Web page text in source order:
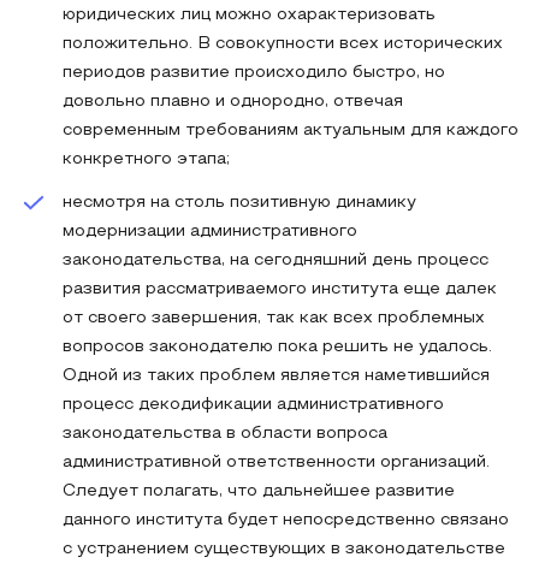
юридических лиц можно охарактеризовать
положительно. В совокупности всех исторических
периодов развитие происходило быстро, но
довольно плавно и однородно, отвечая
современным требованиям актуальным для каждого
конкретного этапа;
несмотря на столь позитивную динамику
модернизации административного
законодательства, на сегодняшний день процесс
развития рассматриваемого института еще далек
от своего завершения, так как всех проблемных
вопросов законодателю пока решить не удалось.
Одной из таких проблем является наметившийся
процесс декодификации административного
законодательства в области вопроса
административной ответственности организаций.
Следует полагать, что дальнейшее развитие
данного института будет непосредственно связано
с устранением существующих в законодательстве